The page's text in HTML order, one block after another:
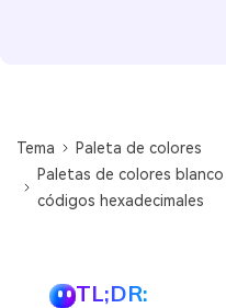
Tema
Paleta de colores
Paletas de colores
códigos hexadecimales
TL;DR: